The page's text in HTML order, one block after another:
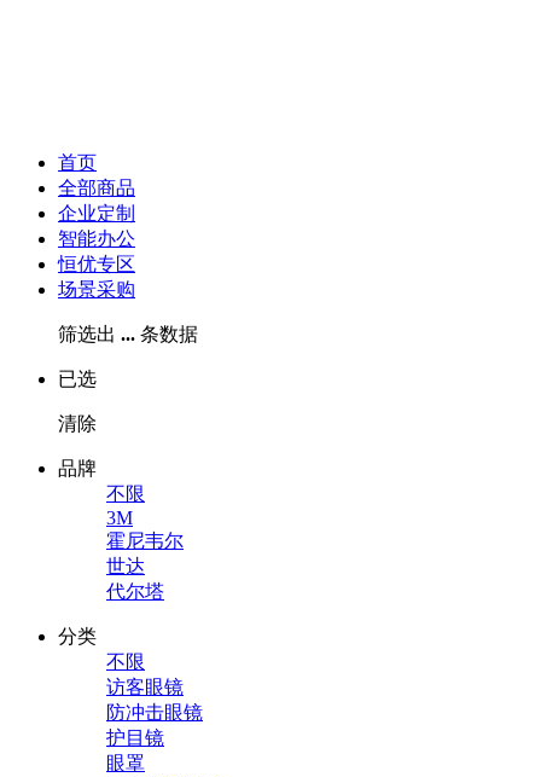
首页
全部商品
企业定制
智能办公
恒优专区
场景采购
筛选出 ... 条数据
已选
清除
品牌
不限
3M
霍尼韦尔
世达
代尔塔
分类
不限
访客眼镜
防冲击眼镜
护目镜
眼罩